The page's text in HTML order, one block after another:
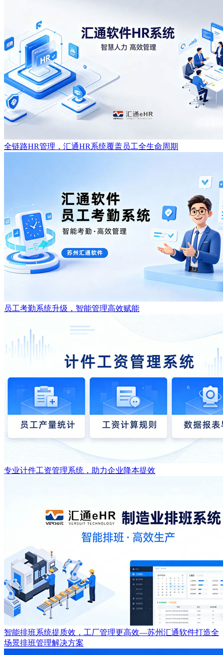
全链路HR管理，汇通HR系统覆盖员工全生命周期
员工考勤系统升级，智能管理高效赋能
专业计件工资管理系统，助力企业降本提效
智能排班系统提质效，工厂管理更高效—苏州汇通软件打造全
场景排班管理解决方案